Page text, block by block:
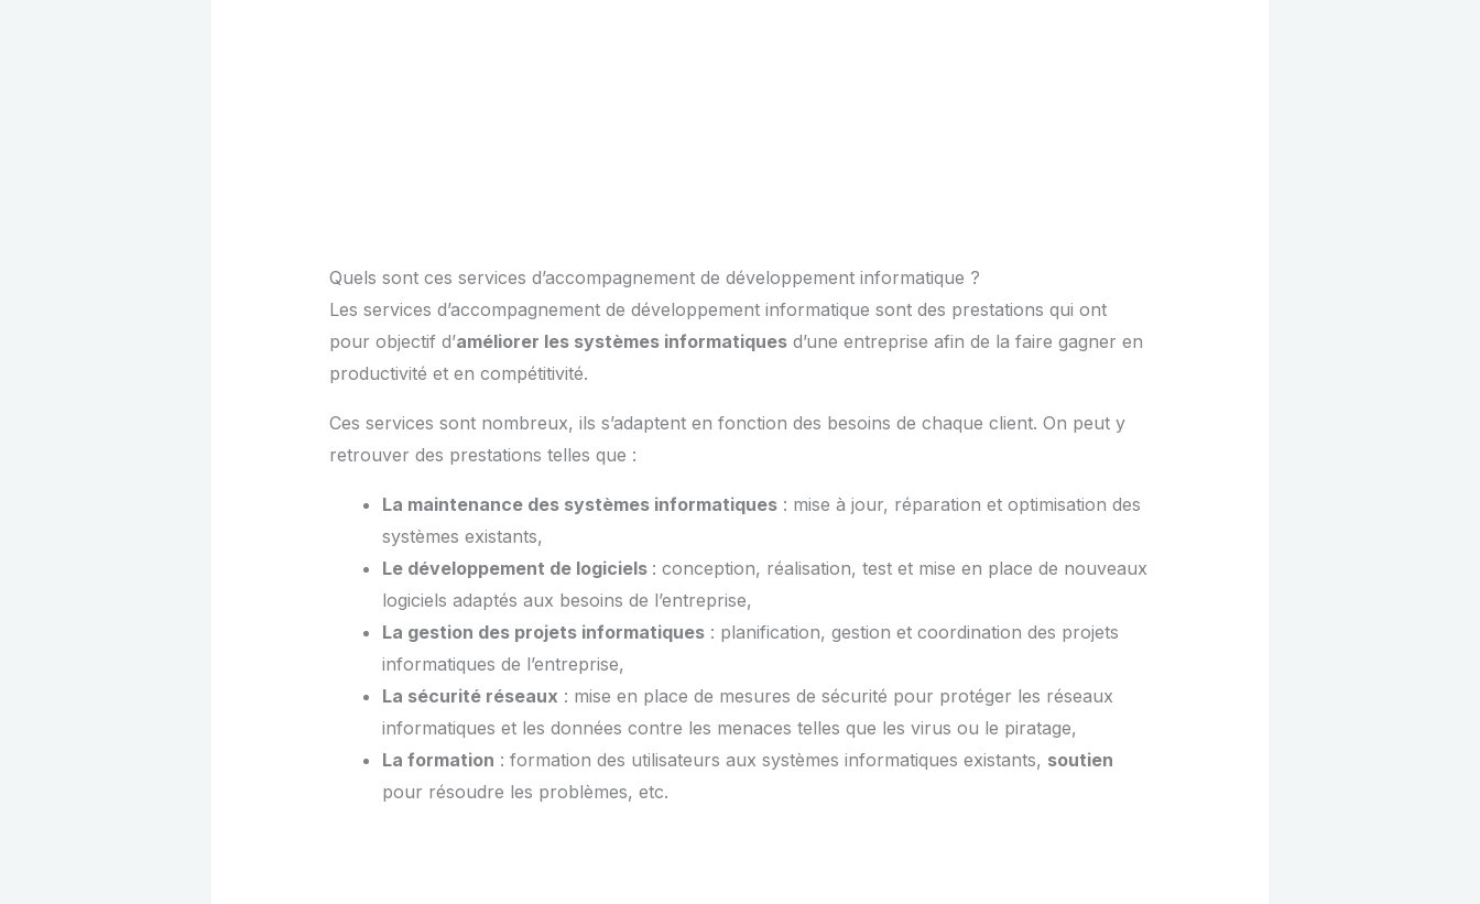
Quels sont ces services d’accompagnement de développement informatique ?
Les services d’accompagnement de développement informatique sont des prestations qui ont
pour objectif d’améliorer les systèmes informatiquesd’une entreprise afin de la faire gagner en
productivité et en compétitivité.
Ces services sont nombreux, ils s’adaptent en fonction des besoins de chaque client. On peut y
retrouver des prestations telles que :
La maintenance des systèmes informatiques: mise à jour, réparation et optimisation des
systèmes existants,
Le développement de logiciels : conception, réalisation, test et mise en place de nouveaux
logiciels adaptés aux besoins de l’entreprise,
La gestion des projets informatiques: planification, gestion et coordination des projets
informatiques de l’entreprise,
La sécurité réseaux : mise en place de mesures de sécurité pour protéger les réseaux
informatiques et les données contre les menaces telles que les virus ou le piratage,
La formation : formation des utilisateurs aux systèmes informatiques existants, soutien
pour résoudre les problèmes, etc.